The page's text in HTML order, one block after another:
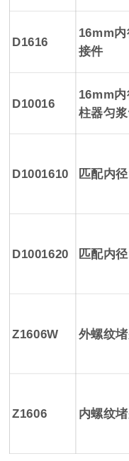
D1616
16mm
接件
D10016
16mm
柱器匀
D1001610 匹配内
D1001620 匹配内
Z1606W 外螺纹
Z1606 内螺纹